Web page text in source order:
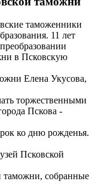
таможенники
11 лет
в Псковскую
Елена Укусова,
торжественными
Пскова -
ко дню рожденья.
Псковской
таможни, собранные